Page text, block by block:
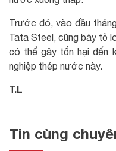
Trước đó, vào đầu
Tata Steel, cũng bày tỏ
có thể gây tổn hại đến
nghiệp thép nước này.
T.L
Tin cùng